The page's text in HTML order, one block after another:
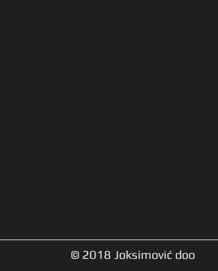
© 2018 Joksimović doo